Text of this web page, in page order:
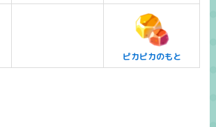
ピカピカのもと